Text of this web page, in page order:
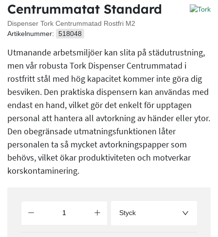
Centrummatat Standard
Dispenser Tork Centrummatad Rostfri M2
Artikelnummer:
518048
Utmanande arbetsmiljöer kan slita på städutrustning,
men vår robusta Tork Dispenser Centrummatad i
rostfritt stål med hög kapacitet kommer inte göra dig
besviken. Den praktiska dispensern kan användas med
endast en hand, vilket gör det enkelt för upptagen
personal att hantera all avtorkning av händer eller ytor.
Den obegränsade utmatningsfunktionen låter
personalen ta så mycket avtorkningspapper som
behövs, vilket ökar produktiviteten och motverkar
korskontaminering.
Styck